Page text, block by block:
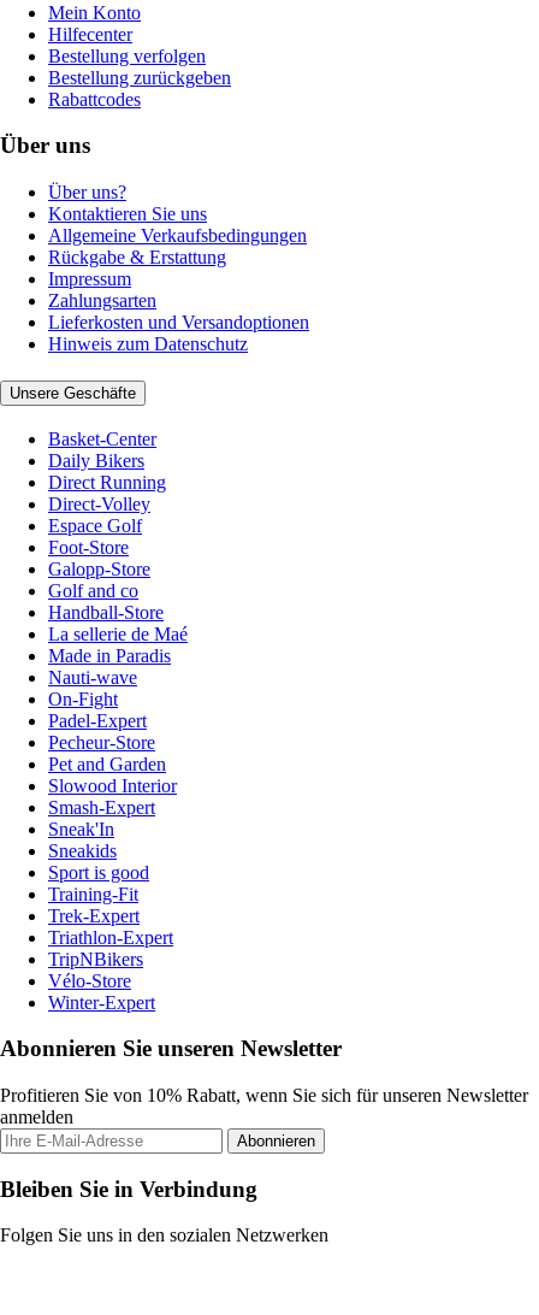
Mein Konto
Hilfecenter
Bestellung verfolgen
Bestellung zurückgeben
Rabattcodes
Über uns
Über uns?
Kontaktieren Sie uns
Allgemeine Verkaufsbedingungen
Rückgabe & Erstattung
Impressum
Zahlungsarten
Lieferkosten und Versandoptionen
Hinweis zum Datenschutz
Unsere Geschäfte
Basket-Center
Daily Bikers
Direct Running
Direct-Volley
Espace Golf
Foot-Store
Galopp-Store
Golf and co
Handball-Store
La sellerie de Maé
Made in Paradis
Nauti-wave
On-Fight
Padel-Expert
Pecheur-Store
Pet and Garden
Slowood Interior
Smash-Expert
Sneak'In
Sneakids
Sport is good
Training-Fit
Trek-Expert
Triathlon-Expert
TripNBikers
Vélo-Store
Winter-Expert
Abonnieren Sie unseren Newsletter
Profitieren Sie von 10% Rabatt, wenn Sie sich für unseren Newsletter
anmelden
Abonnieren
Bleiben Sie in Verbindung
Folgen Sie uns in den sozialen Netzwerken